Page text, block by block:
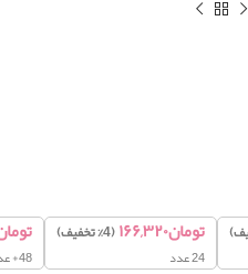
تومان۱۶۶,۳۲۰(4% تخفیف)
24 عدد 48+ عدد